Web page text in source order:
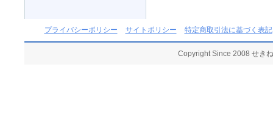
プライバシーポリシー サイトポリシー 特定商取引法に基づく表記
Copyright Since 2008 せき